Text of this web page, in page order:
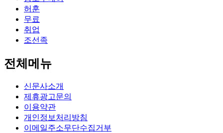
허훈
무료
취업
조선족
전체메뉴
신문사소개
제휴광고문의
이용약관
개인정보처리방침
이메일주소무단수집거부